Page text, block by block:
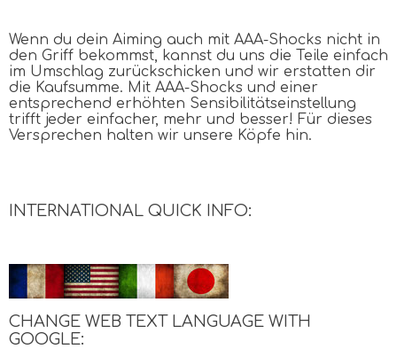
Wenn du dein Aiming auch mit AAA-Shocks nicht in
den Griff bekommst, kannst du uns die Teile einfach
im Umschlag zurückschicken und wir erstatten dir
die Kaufsumme. Mit AAA-Shocks und einer
entsprechend erhöhten Sensibilitätseinstellung
trifft jeder einfacher, mehr und besser! Für dieses
Versprechen halten wir unsere Köpfe hin.
INTERNATIONAL QUICK INFO:
CHANGE WEB TEXT LANGUAGE WITH
GOOGLE: